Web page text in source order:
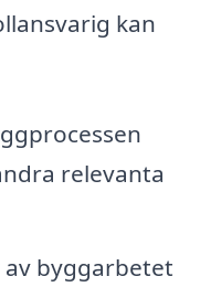
kan
relevanta
byggarbetet